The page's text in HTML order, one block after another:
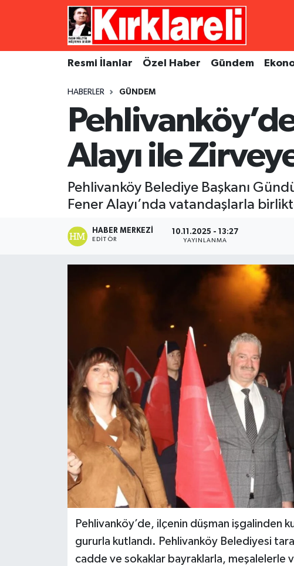
Resmi İlanlar Özel Haber Gündem
HABERLER GÜNDEM
Alayı ile Zirveye
Pehlivanköy Belediye Başkanı
Fener Alayı’nda vatandaşlarla
HABER MERKEZI
EDITÖR
10.11.2025 - 13:27
YAYINLANMA
Pehlivanköy’de, ilçenin düşman işgalinden
gururla kutlandı. Pehlivanköy Belediyesi
cadde ve sokaklar bayraklarla, meşalelerle
Resmi İlanlar
Ekonomi
Siyaset
Kültür Sanat
Magazin
Merkez Nöbetçi Eczaneler
Merkez Trafik Yoğunluk Haritası
Süper Lig Puan Durumu ve Fikstür
Tüm Manşetler
Son Dakika Haberleri